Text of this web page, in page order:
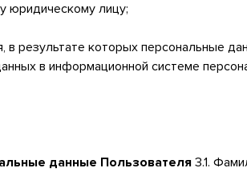
юридическому лицу;
результате которых персональные
в информационной системе
данные Пользователя 3.1.